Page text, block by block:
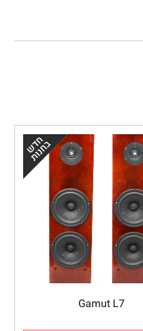
Gamut L7